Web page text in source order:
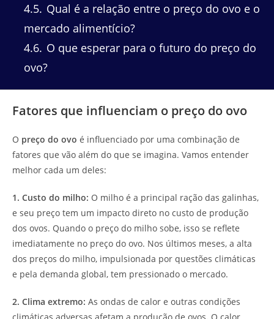
4.5 Qual é a relação entre o preço do ovo e o
mercado alimentício?
4.6 O que esperar para o futuro do preço do
ovo?
Fatores que influenciam o preço do ovo
O preço do ovo é influenciado por uma combinação de
fatores que vão além do que se imagina. Vamos entender
melhor cada um deles:
1. Custo do milho: O milho é a principal ração das galinhas,
e seu preço tem um impacto direto no custo de produção
dos ovos. Quando o preço do milho sobe, isso se reflete
imediatamente no preço do ovo. Nos últimos meses, a alta
dos preços do milho, impulsionada por questões climáticas
e pela demanda global, tem pressionado o mercado.
2. Clima extremo: As ondas de calor e outras condições